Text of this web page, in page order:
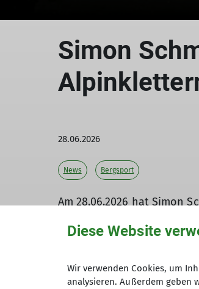
Simon
28.06.2026
News Bergsport
Am 28.06.2026 hat Simon
Klettertechniken.
Diese Website
Wir verwenden Cookies, um
analysieren. Außerdem geben